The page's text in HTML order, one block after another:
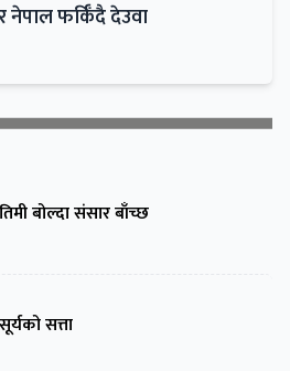
फर्किँदै देउवा
तिमी बोल्दा संसार बाँच्छ
सूर्यको सत्ता